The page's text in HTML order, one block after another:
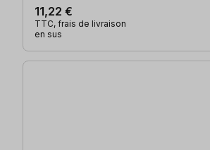
11,22 €
TTC, frais de livraison
en sus